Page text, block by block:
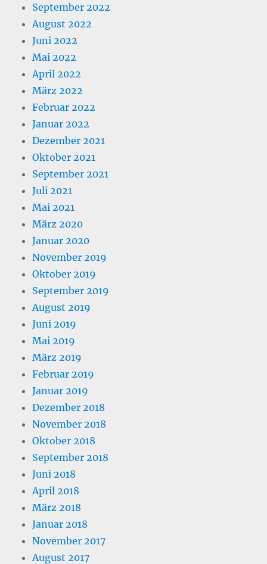
September 2022
August 2022
Juni 2022
Mai 2022
April 2022
März 2022
Februar 2022
Januar 2022
Dezember 2021
Oktober 2021
September 2021
Juli 2021
Mai 2021
März 2020
Januar 2020
November 2019
Oktober 2019
September 2019
August 2019
Juni 2019
Mai 2019
März 2019
Februar 2019
Januar 2019
Dezember 2018
November 2018
Oktober 2018
September 2018
Juni 2018
April 2018
März 2018
Januar 2018
November 2017
August 2017